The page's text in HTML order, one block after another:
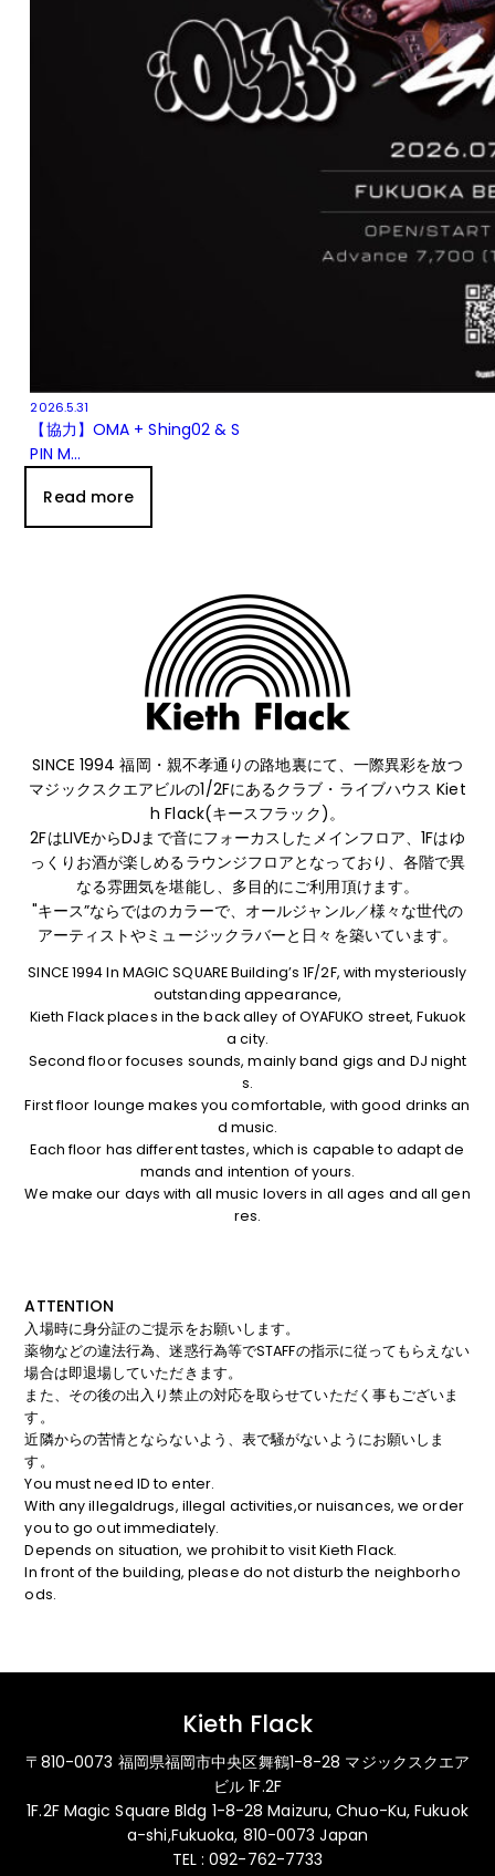
2026.5.31
【協力】OMA + Shing02 & S
PIN M...
Read more
SINCE 1994 福岡・親不孝通りの路地裏にて、 一際異彩を放つ
マジックスクエアビルの1/2Fにあるクラブ・ライブハウス Kiet
h Flack(キースフラック)。
2FはLIVEからDJまで音にフォーカスしたメインフロア、1Fはゆ
っくりお酒が楽しめるラウンジフロアとなっており、 各階で異
なる雰囲気を堪能し、多目的にご利用頂けます。
"キース”ならではのカラーで、オールジャンル／様々な世代の
アーティストやミュージックラバーと日々を築いています。
SINCE 1994 In MAGIC SQUARE Building’s 1F/2F, with mysteriously
outstanding appearance,
Kieth Flack places in the back alley of OYAFUKO street, Fukuok
a city.
Second floor focuses sounds, mainly band gigs and DJ night
s.
First floor lounge makes you comfortable, with good drinks an
d music.
Each floor has different tastes, which is capable to adapt de
mands and intention of yours.
We make our days with all music lovers in all ages and all gen
res.
ATTENTION
入場時に身分証のご提示をお願いします。
薬物などの違法行為、迷惑行為等でSTAFFの指示に従ってもらえない
場合は即退場していただきます。
また、その後の出入り禁止の対応を取らせていただく事もございま
す。
近隣からの苦情とならないよう、表で騒がないようにお願いしま
す。
You must need ID to enter.
With any illegaldrugs, illegal activities,or nuisances, we order
you to go out immediately.
Depends on situation, we prohibit to visit Kieth Flack.
In front of the building, please do not disturb the neighborho
ods.
Kieth Flack
〒810-0073 福岡県福岡市中央区舞鶴1-8-28 マジックスクエア
ビル 1F.2F
1F.2F Magic Square Bldg 1-8-28 Maizuru, Chuo-Ku, Fukuok
a-shi,Fukuoka, 810-0073 Japan
TEL : 092-762-7733